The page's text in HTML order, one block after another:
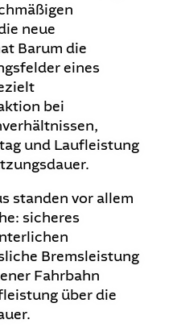
neue
Barum die
eines
bei
und Laufleistung
standen vor allem
sicheres
Bremsleistung
Fahrbahn
über die